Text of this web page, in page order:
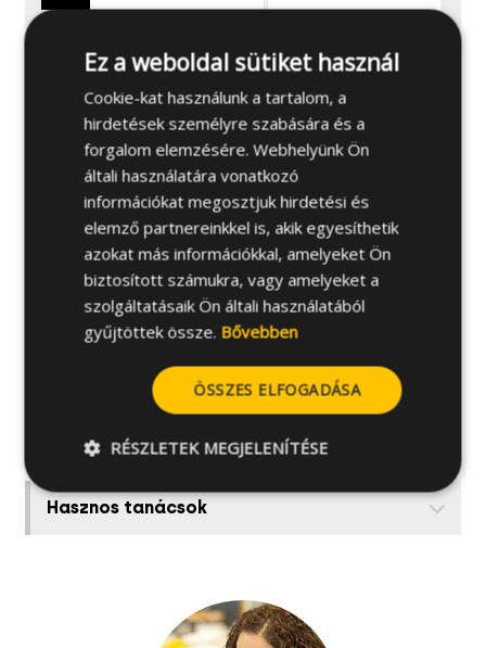
Alkalmazások
További specifikációk
Alapanyagok
Kapcsolódó termékek
Telepítési útmutató
Hasznos tanácsok
Ez a weboldal sütiket használ
Cookie-kat használunk a tartalom, a
hirdetések személyre szabására és a
forgalom elemzésére. Webhelyünk Ön
általi használatára vonatkozó
információkat megosztjuk hirdetési és
elemző partnereinkkel is, akik egyesíthetik
azokat más információkkal, amelyeket Ön
biztosított számukra, vagy amelyeket a
szolgáltatásaik Ön általi használatából
gyűjtöttek össze. Bővebben
ÖSSZES ELFOGADÁSA
RÉSZLETEK MEGJELENÍTÉSE